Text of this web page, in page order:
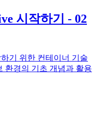
시작하기 - 02
기 위한 컨테이너 기술
환경의 기초 개념과 활용